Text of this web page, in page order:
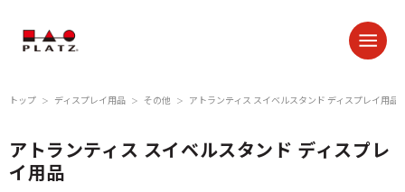
トップ ＞ ディスプレイ用品 ＞ その他 ＞ アトランティス スイベルスタンド ディスプレイ用品
アトランティス スイベルスタンド ディスプレ
イ用品